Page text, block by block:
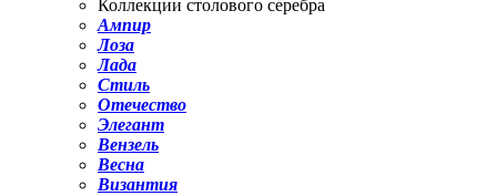
Коллекции столового серебра
Ампир
Лоза
Лада
Стиль
Отечество
Элегант
Вензель
Весна
Византия